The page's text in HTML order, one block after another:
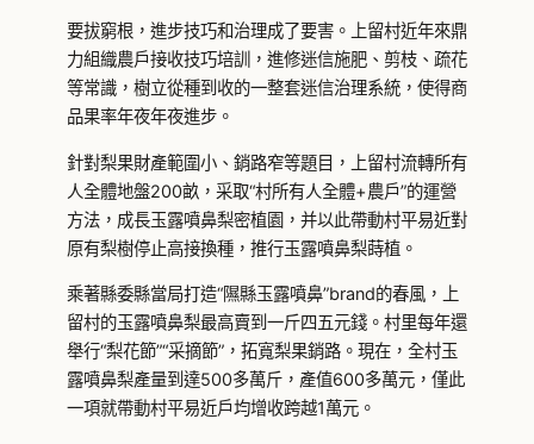
要拔窮根，進步技巧和治理成了要害。上留村近年來鼎
力組織農戶接收技巧培訓，進修迷信施肥、剪枝、疏花
等常識，樹立從種到收的一整套迷信治理系統，使得商
品果率年夜年夜進步。
針對梨果財產範圍小、銷路窄等題目，上留村流轉所有
人全體地盤200畝，采取“村所有人全體+農戶”的運營
方法，成長玉露噴鼻梨密植園，并以此帶動村平易近對
原有梨樹停止高接換種，推行玉露噴鼻梨蒔植。
乘著縣委縣當局打造“隰縣玉露噴鼻”brand的春風，上
留村的玉露噴鼻梨最高賣到一斤四五元錢。村里每年還
舉行“梨花節”“采摘節”，拓寬梨果銷路。現在，全村玉
露噴鼻梨產量到達500多萬斤，產值600多萬元，僅此
一項就帶動村平易近戶均增收跨越1萬元。